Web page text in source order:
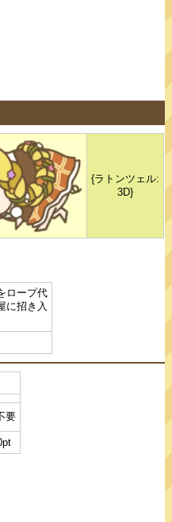
{ラトンツェル:
3D}
ロープ代
に招き入
要